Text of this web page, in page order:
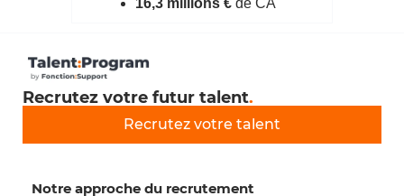
Recrutez votre futur talent.
Recrutez votre talent
Notre approche du recrutement